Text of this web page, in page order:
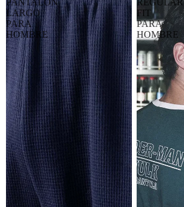
PANTALON
LARGO
PARA
HOMBRE
REGULAR
FIT
PARA
HOMBRE